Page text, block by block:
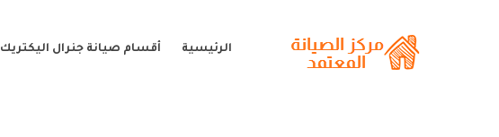
الرئيسية أقسام صيانة جنرال اليكتريك